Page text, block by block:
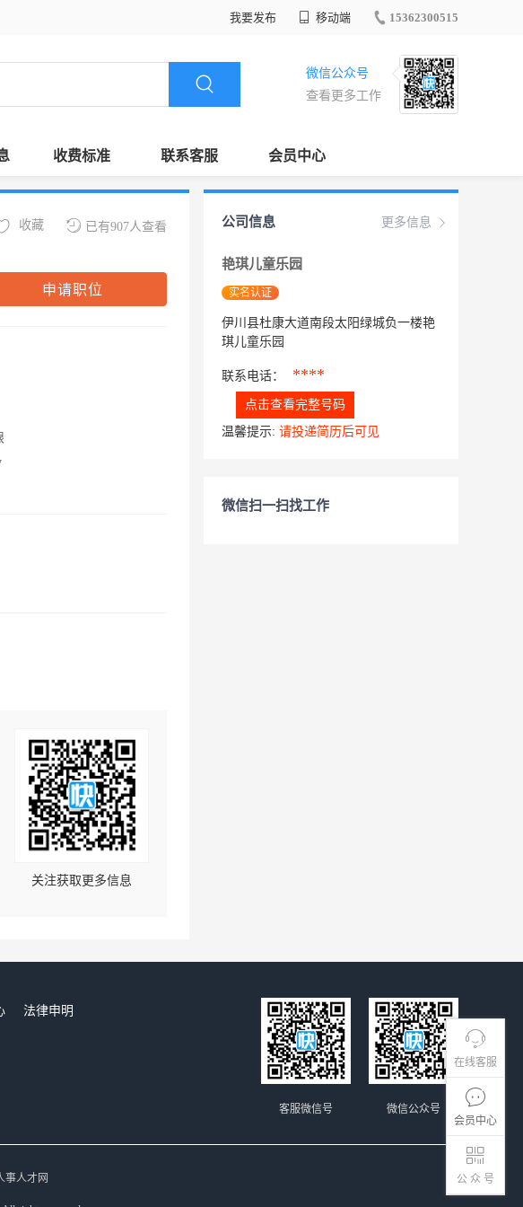
我要发布 移动端 15362300515
微信公众号
查看更多工作
收费标准 联系客服 会员中心
在线客服
会员中心
公 众 号
已有907人查看
收藏
申请职位
关注获取更多信息
更多信息
公司信息
艳琪儿童乐园
实名认证
伊川县杜康大道南段太阳绿城负一楼艳
琪儿童乐园
联系电话： ****
点击查看完整号码
温馨提示: 请投递简历后可见
微信扫一扫找工作
法律申明
微信公众号
客服微信号
事人才网